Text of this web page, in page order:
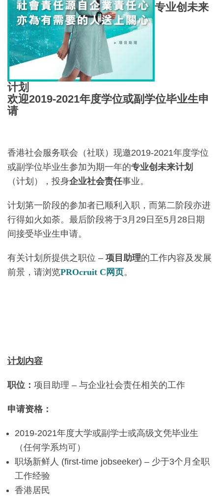
专业创未来
计划
欢迎2019-2021年度学位或副学位毕业生申
请
香港社会服务联会（社联）现邀2019-2021年度学位
或副学位毕业生参加为期一年的专业创未来计划
（计划），投身企业社会责任事业。
计划第一阶段的参加者已顺利入职，而第二阶段亦进
行得如火如荼。最后阶段将于3月29日至5月28日期
间接受毕业生申请。
有关计划所提供之职位 – 项目助理的工作内容及发展
前景，请浏览PROcruit C网页。
计划内容
职位： 项目助理 – 与企业社会责任相关的工作
申请资格：
2019-2021年度大学或副学士或高级文凭毕业生
（任何学系均可）
职场新鲜人 (first-time jobseeker) – 少于3个月全职
工作经验
香港居民